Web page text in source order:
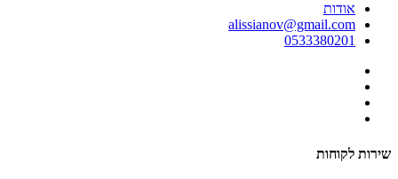
אודות
alissianov@gmail.com
0533380201
שירות לקוחות